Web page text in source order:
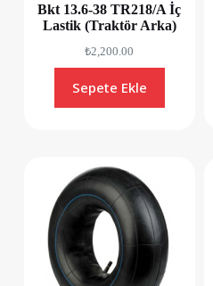
Bkt 13.6-38 TR218/A İç
Lastik (Traktör Arka)
₺2,200.00
Sepete Ekle